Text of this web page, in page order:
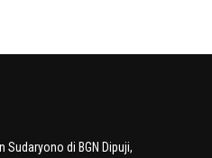
Sudaryono di BGN Dipuji,